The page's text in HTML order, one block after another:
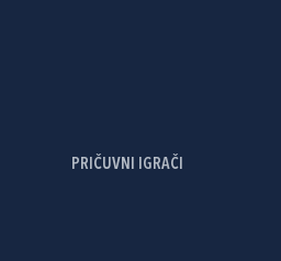
PRIČUVNI IGRAČI